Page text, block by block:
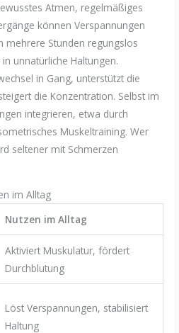
Atmen, regelmäßiges
können Verspannungen
mehrere Stunden regungslos
unnatürliche Haltungen.
in Gang, unterstützt die
die Konzentration. Selbst im
integrieren, etwa durch
Muskeltraining. Wer
seltener mit Schmerzen
im Alltag
Nutzen im Alltag
Aktiviert Muskulatur, fördert
Durchblutung
Löst Verspannungen, stabilisiert
Haltung